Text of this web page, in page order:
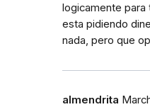
logicamente
esta pidiendo
nada, pero que
almendrita